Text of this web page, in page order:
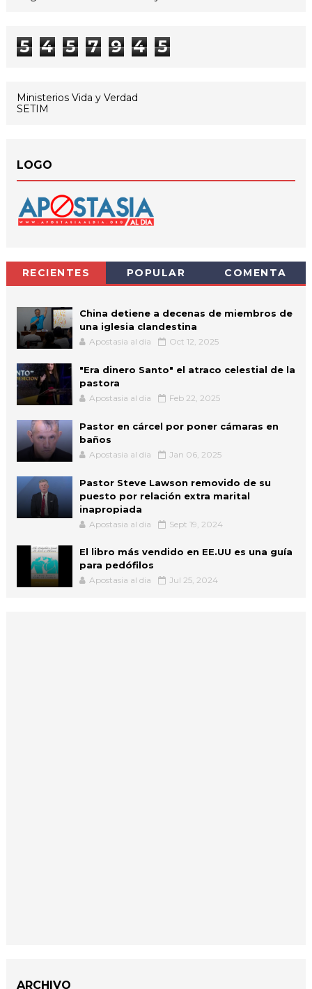
5 4 5 7 9 4 5
Ministerios Vida y Verdad
SETIM
LOGO
RECIENTES POPULAR COMENTA
China detiene a decenas de miembros de
una iglesia clandestina
Apostasia al dia Oct 12, 2025
"Era dinero Santo" el atraco celestial de la
pastora
Apostasia al dia Feb 22, 2025
Pastor en cárcel por poner cámaras en
baños
Apostasia al dia Jan 06, 2025
Pastor Steve Lawson removido de su
puesto por relación extra marital
inapropiada
Apostasia al dia Sept 19, 2024
El libro más vendido en EE.UU es una guía
para pedófilos
Apostasia al dia Jul 25, 2024
ARCHIVO